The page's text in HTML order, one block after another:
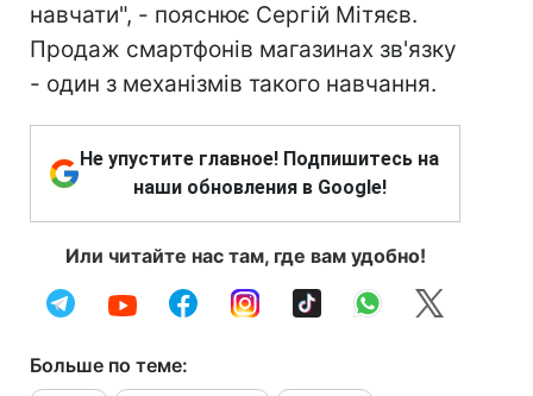
навчати", - пояснює Сергій Мітяєв.
Продаж смартфонів магазинах зв'язку
- один з механізмів такого навчання.
Не упустите главное! Подпишитесь на
наши обновления в Google!
Или читайте нас там, где вам удобно!
Больше по теме: